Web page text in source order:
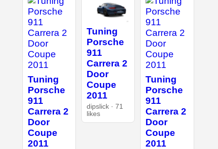
Tuning
Porsche
911
Carrera 2
Door
Coupe
2011
Tuning
Porsche
911
Carrera 2
Door
Coupe
2011
dipslick · 71
likes
Tuning
Porsche
911
Carrera 2
Door
Coupe
2011